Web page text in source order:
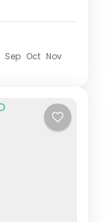
Sep Oct Nov